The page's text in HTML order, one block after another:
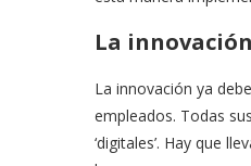
La innovación
La innovación ya
empleados. Todas
‘digitales’. Hay que